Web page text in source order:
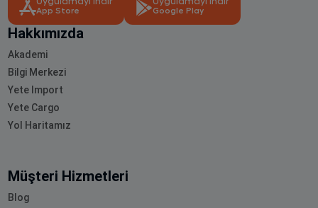
App Store Google Play
Hakkımızda
Akademi
Bilgi Merkezi
Yete Import
Yete Cargo
Yol Haritamız
Müşteri Hizmetleri
Blog